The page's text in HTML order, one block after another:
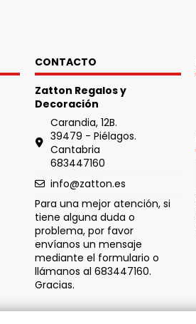
CONTACTO
Zatton Regalos y
Decoración
Carandia, 12B.
39479 - Piélagos.
Cantabria
683447160
info@zatton.es
Para una mejor atención, si
tiene alguna duda o
problema, por favor
envíanos un mensaje
mediante el formulario o
llámanos al 683447160.
Gracias.